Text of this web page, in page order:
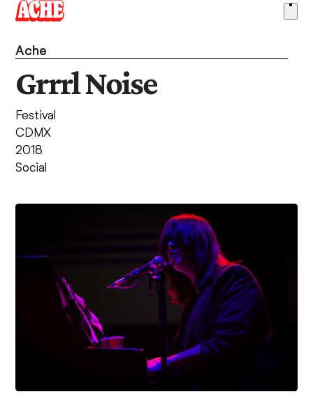
Skip
content
Ache
Grrrl Noise
Festival
CDMX
2018
Social